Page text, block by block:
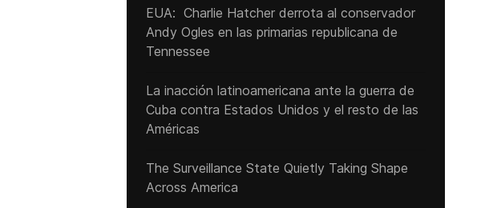
EUA: Charlie Hatcher derrota al conservador
Andy Ogles en las primarias republicana de
Tennessee
La inacción latinoamericana ante la guerra de
Cuba contra Estados Unidos y el resto de las
Américas
The Surveillance State Quietly Taking Shape
Across America